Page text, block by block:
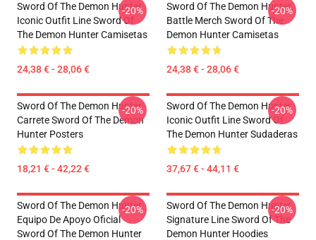
Sword Of The Demon Hunter
Iconic Outfit Line Sword Of
The Demon Hunter Camisetas
24,38 € - 28,06 €
-20%
Sword Of The Demon Hunter
Battle Merch Sword Of The
Demon Hunter Camisetas
24,38 € - 28,06 €
-20%
Sword Of The Demon Hunter
Carrete Sword Of The Demon
Hunter Posters
18,21 € - 42,22 €
-20%
Sword Of The Demon Hunter
Iconic Outfit Line Sword Of
The Demon Hunter Sudaderas
37,67 € - 44,11 €
-20%
Sword Of The Demon Hunter
Equipo De Apoyo Oficial
Sword Of The Demon Hunter
-20%
Sword Of The Demon Hunter
Signature Line Sword Of The
Demon Hunter Hoodies
-20%